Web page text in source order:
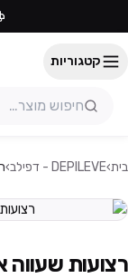
קטגוריות
בית›DEPILEVE - דפילב ›